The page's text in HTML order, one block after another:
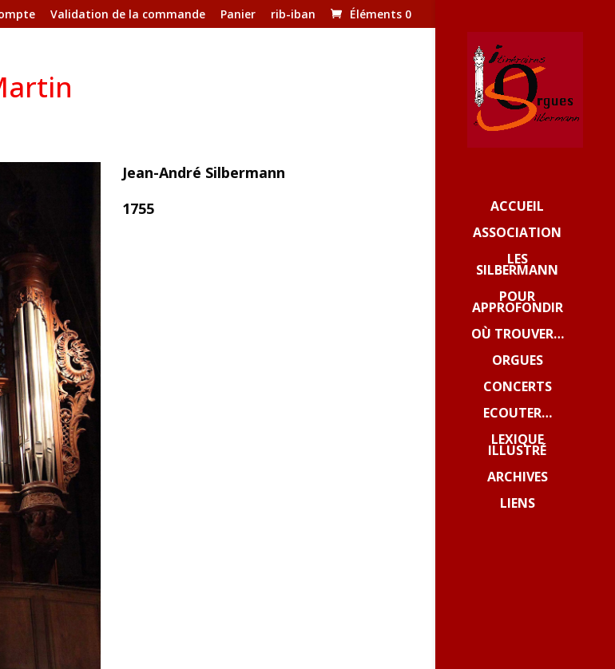
Validation de la commande Panier rib-iban Éléments 0
ACCUEIL
ASSOCIATION
LES
SILBERMANN
POUR
APPROFONDIR
OÙ TROUVER…
ORGUES
CONCERTS
ECOUTER…
LEXIQUE
ILLUSTRÉ
ARCHIVES
LIENS
Jean-André Silbermann
1755